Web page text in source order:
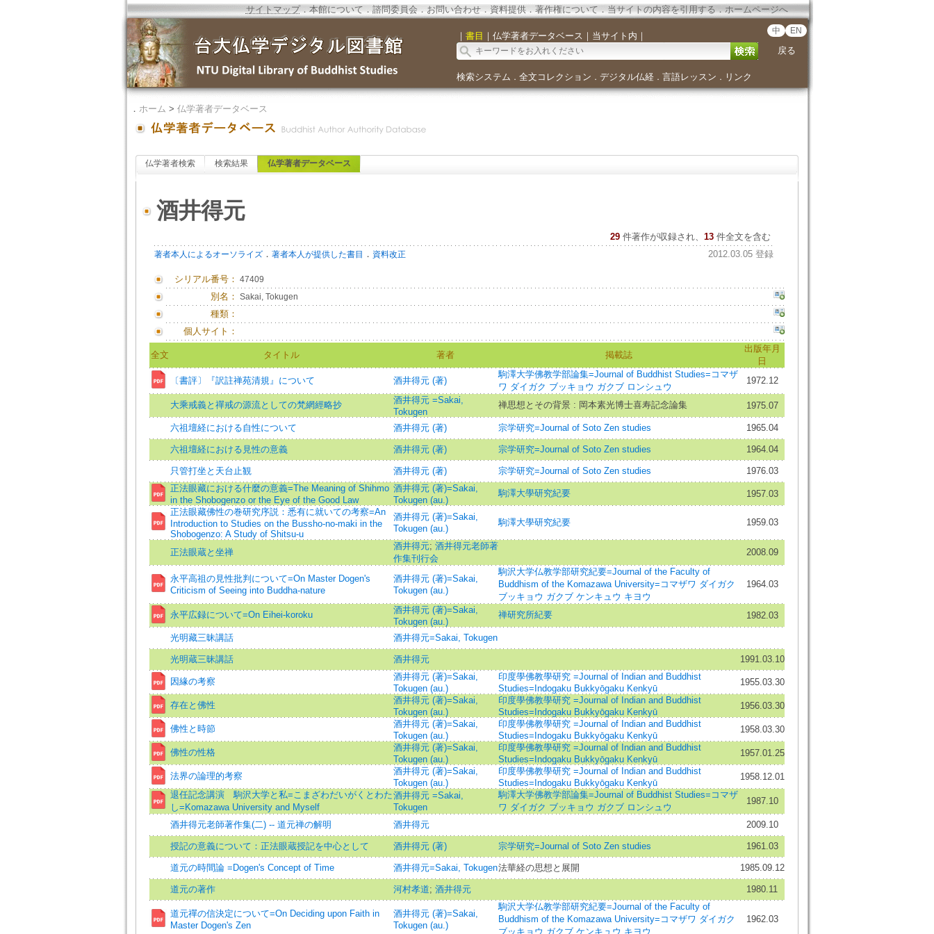
サイトマップ．本館について．諮問委員会． お問い合わせ． 資料提供．著作権について．当サイトの内容を引用する．ホームページへ
｜ 書目 ｜ 仏学著者データベース ｜ 当サイト内 ｜ 中 EN
戻る
検索システム ． 全文コレクション ． デジタル仏経． 言語レッスン ． リンク
． ホーム > 仏学著者データベース
仏学著者検索 検索結果 仏学著者データベース
酒井得元
29 件著作が収録され、 13件全文を含む
著者本人によるオーソライズ． 著者本人が提供した書目 ． 資料改正 2012.03.05 登録
シリアル番号： 47409
別名： Sakai, Tokugen
種類：
個人サイト：
全文 タイトル 著者 掲載誌
出版年月
日
〔書評〕『訳註禅苑清規』について
酒井得元 (著)
駒澤大学佛教学部論集=Journal of Buddhist Studies=コマザ
ワ ダイガク ブッキョウ ガクブ ロンシュウ
1972.12
大乘戒義と禪戒の源流としての梵網經略抄
酒井得元 =Sakai,
Tokugen
禅思想とその背景 : 岡本素光博士喜寿記念論集 1975.07
六祖壇経における自性について 酒井得元 (著) 宗学研究=Journal of Soto Zen studies 1965.04
六祖壇経における見性の意義 酒井得元 (著) 宗学研究=Journal of Soto Zen studies 1964.04
只管打坐と天台止観 酒井得元 (著) 宗学研究=Journal of Soto Zen studies
1976.03
正法眼藏における什麼の意義=The Meaning of Shihmo
in the Shobogenzo or the Eye of the Good Law
酒井得元 (著)=Sakai,
Tokugen (au.)
駒澤大學研究紀要
1957.03
正法眼藏佛性の巻研究序説：悉有に就いての考察=An
Introduction to Studies on the Bussho-no-maki in the
Shobogenzo: A Study of Shitsu-u
酒井得元 (著)=Sakai,
Tokugen (au.)
駒澤大學研究紀要 1959.03
正法眼蔵と坐禅
酒井得元; 酒井得元老師著
作集刊行会
2008.09
永平高祖の見性批判について=On Master Dogen's
Criticism of Seeing into Buddha-nature
酒井得元 (著)=Sakai,
Tokugen (au.)
駒沢大学仏教学部研究紀要=Journal of the Faculty of
Buddhism of the Komazawa University=コマザワ ダイガク
ブッキョウ ガクブ ケンキュウ キヨウ
1964.03
永平広録について=On Eihei-koroku
酒井得元 (著)=Sakai,
Tokugen (au.)
禅研究所紀要 1982.03
光明藏三昧講話 酒井得元=Sakai, Tokugen
光明蔵三昧講話 酒井得元 1991.03.10
因緣の考察
酒井得元 (著)=Sakai,
Tokugen (au.)
印度學佛教學研究 =Journal of Indian and Buddhist
Studies=Indogaku Bukkyōgaku Kenkyū
1955.03.30
存在と佛性
酒井得元 (著)=Sakai,
Tokugen (au.)
印度學佛教學研究 =Journal of Indian and Buddhist
Studies=Indogaku Bukkyōgaku Kenkyū
1956.03.30
佛性と時節
酒井得元 (著)=Sakai,
Tokugen (au.)
印度學佛教學研究 =Journal of Indian and Buddhist
Studies=Indogaku Bukkyōgaku Kenkyū
1958.03.30
佛性の性格
酒井得元 (著)=Sakai,
Tokugen (au.)
印度學佛教學研究 =Journal of Indian and Buddhist
Studies=Indogaku Bukkyōgaku Kenkyū
1957.01.25
法界の論理的考察
酒井得元 (著)=Sakai,
Tokugen (au.)
印度學佛教學研究 =Journal of Indian and Buddhist
Studies=Indogaku Bukkyōgaku Kenkyū
1958.12.01
退任記念講演 駒沢大学と私=こまざわだいがくとわた
し=Komazawa University and Myself
酒井得元 =Sakai,
Tokugen
駒澤大学佛教学部論集=Journal of Buddhist Studies=コマザ
ワ ダイガク ブッキョウ ガクブ ロンシュウ
1987.10
酒井得元老師著作集(二) -- 道元禅の解明 酒井得元 2009.10
授記の意義について：正法眼蔵授記を中心として 酒井得元 (著) 宗学研究=Journal of Soto Zen studies 1961.03
道元の時間論 =Dogen's Concept of Time 酒井得元=Sakai, Tokugen法華経の思想と展開 1985.09.12
道元の著作 河村孝道; 酒井得元 1980.11
道元禪の信決定について=On Deciding upon Faith in
Master Dogen's Zen
酒井得元 (著)=Sakai,
Tokugen (au.)
駒沢大学仏教学部研究紀要=Journal of the Faculty of
Buddhism of the Komazawa University=コマザワ ダイガク
ブッキョウ ガクブ ケンキュウ キヨウ
1962.03